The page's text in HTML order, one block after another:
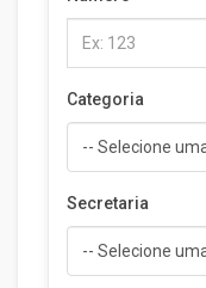
Categoria
Secretaria